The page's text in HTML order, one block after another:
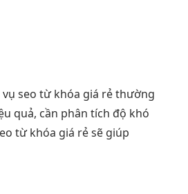
seo từ khóa giá rẻ thường
quả, cần phân tích độ khó
từ khóa giá rẻ sẽ giúp